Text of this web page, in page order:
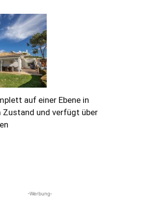
auf einer Ebene in
Zustand und verfügt über
-Werbung-